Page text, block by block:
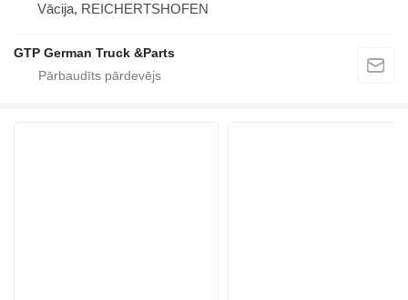
Vācija, REICHERTSHOFEN
GTP German Truck &Parts